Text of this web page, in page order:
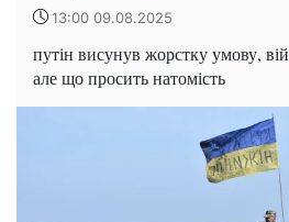
13:00 09.08.2025
путін висунув жорстку умову,
але що просить натомість